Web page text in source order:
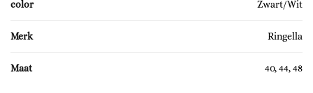
color Zwart/Wit
Merk Ringella
Maat 40, 44, 48